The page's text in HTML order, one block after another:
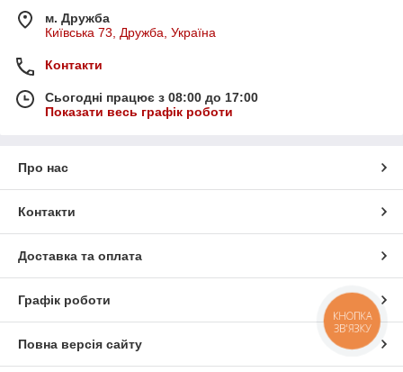
м. Дружба
Київська 73, Дружба, Україна
Контакти
Сьогодні працює з 08:00 до 17:00
Показати весь графік роботи
Про нас
Контакти
Доставка та оплата
Графік роботи
Повна версія сайту
КНОПКА
ЗВ'ЯЗКУ